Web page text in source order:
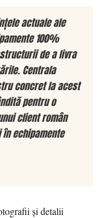
actuale ale
100%
de a livra
Centrala
concret la acest
pentru o
client român
echipamente
și detalii